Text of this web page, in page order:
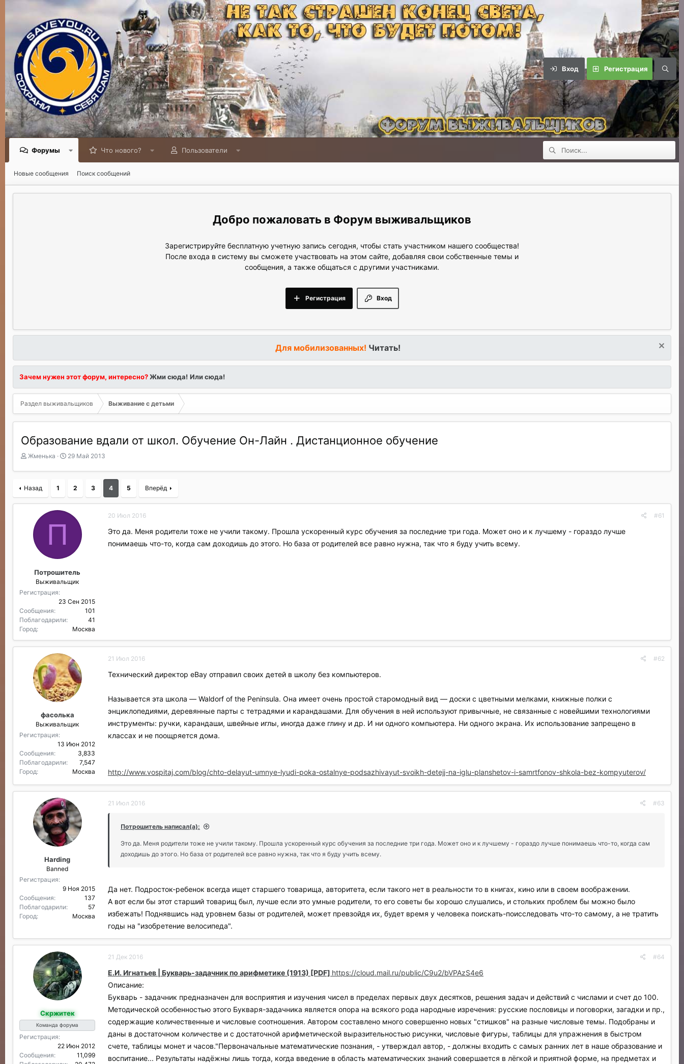
Вход Регистрация
Форумы Что нового? Пользователи
Новые сообщения Поиск сообщений
Форум выживальщиков
Зарегистрируйте бесплатную учетную запись сегодня, чтобы стать участником нашего сообщества!
После входа в систему вы сможете участвовать на этом сайте, добавляя свои собственные темы и
сообщения, а также общаться с другими участниками.
Вход
Регистрация
Для мобилизованных! Читать!
Зачем нужен этот форум, интересно?Жми сюда! Или сюда!
Раздел выживальщиков Выживание с детьми
Образование вдали от школ. Обучение Он-Лайн . Дистанционное обучение
А
т
р
Жменька
Д
т
ч
29 Май 2013
Назад 1 2 3 4 5 Вперёд
П
Потрошитель
Выживальщик
Регистрация
23 Сен 2015
Сообщения
101
Поблагодарили
41
Город
Москва
20 Июл 2016 #61
Это да. Меня родители тоже не учили такому. Прошла ускоренный курс обучения за последние три года. Может оно и к лучшему - гораздо лучше
понимаешь что-то, когда сам доходишь до этого. Но база от родителей все равно нужна, так что я буду учить всему.
фасолька
Выживальщик
Регистрация
13 Июн 2012
Сообщения
3,833
Поблагодарили
7,547
Город
Москва
21 Июл 2016 #62
Технический директор eBay отправил своих детей в школу без компьютеров.
Называется эта школа — Waldorf of the Peninsula. Она имеет очень простой старомодный вид — доски с цветными мелками, книжные полки с
энциклопедиями, деревянные парты с тетрадями и карандашами. Для обучения в ней используют привычные, не связанные с новейшими технологиями
инструменты: ручки, карандаши, швейные иглы, иногда даже глину и др. И ни одного компьютера. Ни одного экрана. Их использование запрещено в
классах и не поощряется дома.
http://www.vospitaj.com/blog/chto-delayut-umnye-lyudi-poka-ostalnye-podsazhivayut-svoikh-detejj-na-iglu-planshetov-i-samrtfonov-shkola-bez-kompyuterov/
Harding
Banned
Регистрация
9 Ноя 2015
Сообщения
137
Поблагодарили
57
Город
Москва
21 Июл 2016 #63
Потрошитель написал(а):
Это да. Меня родители тоже не учили такому. Прошла ускоренный курс обучения за последние три года. Может оно и к лучшему - гораздо лучше понимаешь что-то, когда сам
доходишь до этого. Но база от родителей все равно нужна, так что я буду учить всему.
Да нет. Подросток-ребенок всегда ищет старшего товарища, авторитета, если такого нет в реальности то в книгах, кино или в своем воображении.
А вот если бы этот старший товарищ был, лучше если это умные родители, то его советы бы хорошо слушались, и стольких проблем бы можно было
избежать! Поднявшись над уровнем базы от родителей, может превзойдя их, будет время у человека поискать-поисследовать что-то самому, а не тратить
годы на "изобретение велосипеда".
Скржитек
Команда форума
Регистрация
22 Июн 2012
Сообщения
11,099
21 Дек 2016 #64
Е.И. Игнатьев | Букварь-задачник по арифметике (1913) [PDF] https://cloud.mail.ru/public/C9u2/bVPAzS4e6
Описание:
Букварь - задачник предназначен для восприятия и изучения чисел в пределах первых двух десятков, решения задач и действий с числами и счет до 100.
Методической особенностью этого Букваря-задачника является опора на всякого рода народные изречения: русские пословицы и поговорки, загадки и пр.,
содержащие количественные и числовые соотношения. Автором составлено много совершенно новых "стишков" на разные числовые темы. Подобраны и
даны в достаточном количестве и с достаточной арифметической выразительностью рисунки, числовые фигуры, таблицы для упражнения в быстром
счете, таблицы монет и часов."Первоначальные математические познания, - утверждал автор, - должны входить с самых ранних лет в наше образование и
воспитание... Результаты надёжны лишь тогда, когда введение в область математических знаний совершается в лёгкой и приятной форме, на предметах и